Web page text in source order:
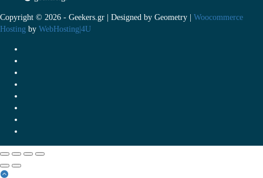
Copyright © 2026 - Geekers.gr | Designed by Geometry
Woocommerce
Hosting by WebHosting|4U